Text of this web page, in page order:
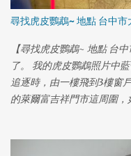
尋找虎皮鸚鵡~ 地點 台中
【尋找虎皮鸚鵡~ 地點 台
了。 我的虎皮鸚鵡照片中
追逐時，由一樓飛到3樓窗
的萊爾富吉祥門市這周圍，